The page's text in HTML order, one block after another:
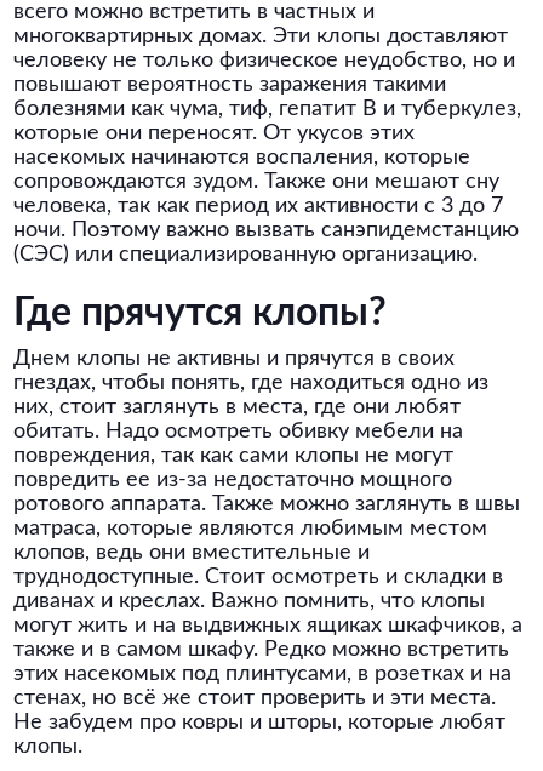
всего можно встретить в частных и
многоквартирных домах. Эти клопы доставляют
человеку не только физическое неудобство, но и
повышают вероятность заражения такими
болезнями как чума, тиф, гепатит В и туберкулез,
которые они переносят. От укусов этих
насекомых начинаются воспаления, которые
сопровождаются зудом. Также они мешают сну
человека, так как период их активности с 3 до 7
ночи. Поэтому важно вызвать санэпидемстанцию
(СЭС) или специализированную организацию.
Где прячутся клопы?
Днем клопы не активны и прячутся в своих
гнездах, чтобы понять, где находиться одно из
них, стоит заглянуть в места, где они любят
обитать. Надо осмотреть обивку мебели на
повреждения, так как сами клопы не могут
повредить ее из-за недостаточно мощного
ротового аппарата. Также можно заглянуть в швы
матраса, которые являются любимым местом
клопов, ведь они вместительные и
труднодоступные. Стоит осмотреть и складки в
диванах и креслах. Важно помнить, что клопы
могут жить и на выдвижных ящиках шкафчиков, а
также и в самом шкафу. Редко можно встретить
этих насекомых под плинтусами, в розетках и на
стенах, но всё же стоит проверить и эти места.
Не забудем про ковры и шторы, которые любят
клопы.